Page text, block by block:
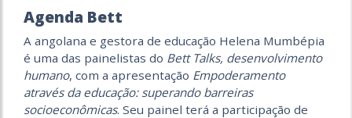
Agenda Bett
A angolana e gestora de educação Helena Mumbépia
é uma das painelistas do Bett Talks, desenvolvimento
humano, com a apresentação Empoderamento
através da educação: superando barreiras
socioeconômicas. Seu painel terá a participação de